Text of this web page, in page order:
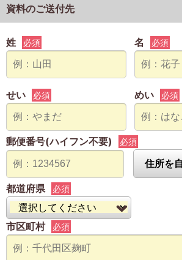
資料のご送付先
姓 必須 名 必須
せい 必須 めい 必須
郵便番号(ハイフン不要) 必須
住所を
都道府県 必須
市区町村 必須